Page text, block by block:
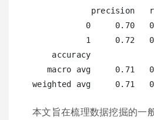
precision
0     0.70
1     0.72
accuracy
macro avg     0.71
本文旨在梳理数据挖掘的一